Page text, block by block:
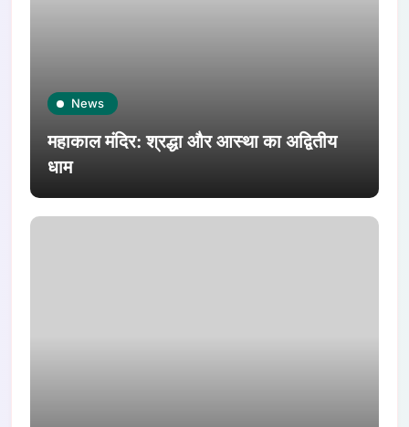
News
महाकाल मंदिर: श्रद्धा और आस्था का अद्वितीय
धाम